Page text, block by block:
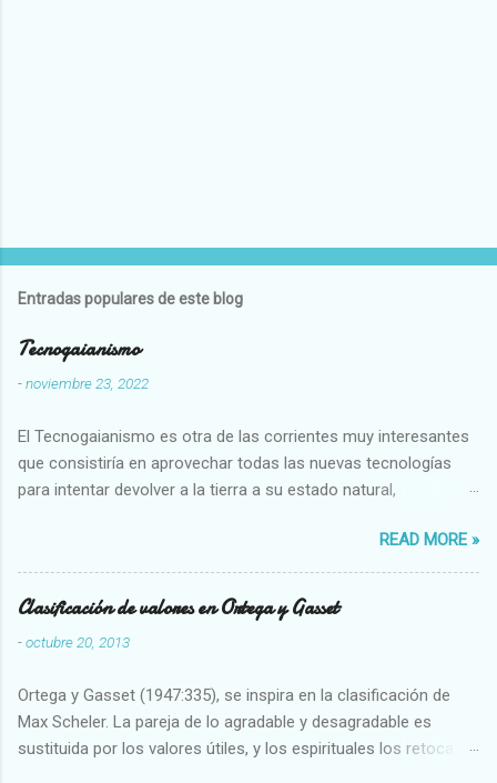
Entradas populares de este blog
Tecnogaianismo
-noviembre 23, 2022
El Tecnogaianismo es otra de las corrientes muy interesantes
que consistiría en aprovechar todas las nuevas tecnologías
para intentar devolver a la tierra a su estado natural,
READ MORE »
Clasificación de valores en Ortega y Gasset
-octubre 20, 2013
Ortega y Gasset (1947:335), se inspira en la clasificación de
Max Scheler. La pareja de lo agradable y desagradable es
sustituida por los valores útiles, y los espirituales los retoca.